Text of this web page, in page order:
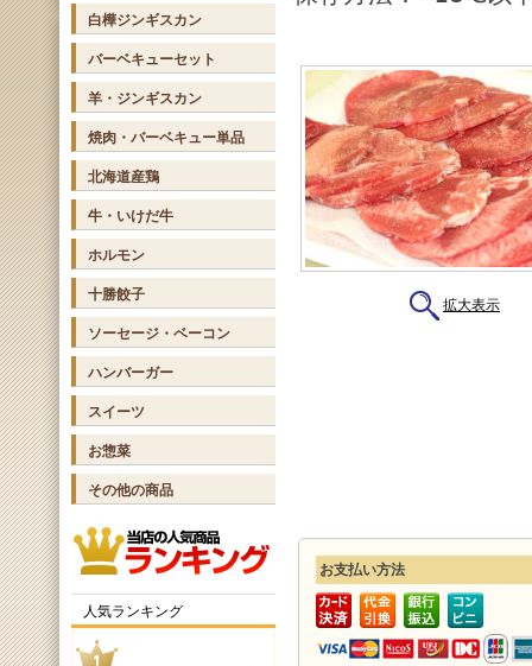
白樺ジンギスカン
バーベキューセット
羊・ジンギスカン
焼肉・バーベキュー単品
北海道産鶏
牛・いけだ牛
ホルモン
十勝餃子
ソーセージ・ベーコン
ハンバーガー
スイーツ
お惣菜
その他の商品
人気ランキング
拡大表示
お支払い方法